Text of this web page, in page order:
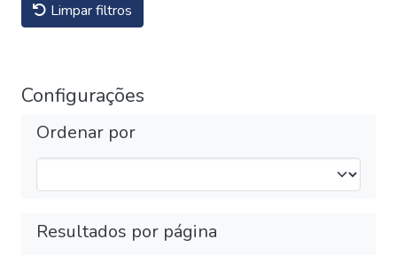
Limpar filtros
Configurações
Ordenar por
Resultados por página